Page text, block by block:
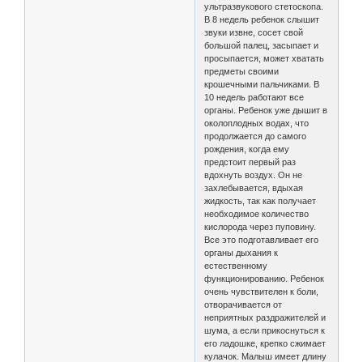
ультразвукового стетоскопа.
В 8 недель ребенок слышит
звуки извне, сосет свой
большой палец, засыпает и
просыпается, может хватать
предметы своими
крошечными пальчиками. В
10 недель работают все
органы. Ребенок уже дышит в
околоплодных водах, что
продолжается до самого
рождения, когда ему
предстоит первый раз
вдохнуть воздух. Он не
захлебывается, вдыхая
жидкость, так как получает
необходимое количество
кислорода через пуповину.
Все это подготавливает его
органы дыхания к
естественному
функционированию. Ребенок
очень чувствителен к боли,
отворачивается от
неприятных раздражителей и
шума, а если прикоснуться к
его ладошке, крепко сжимает
кулачок. Малыш имеет длину